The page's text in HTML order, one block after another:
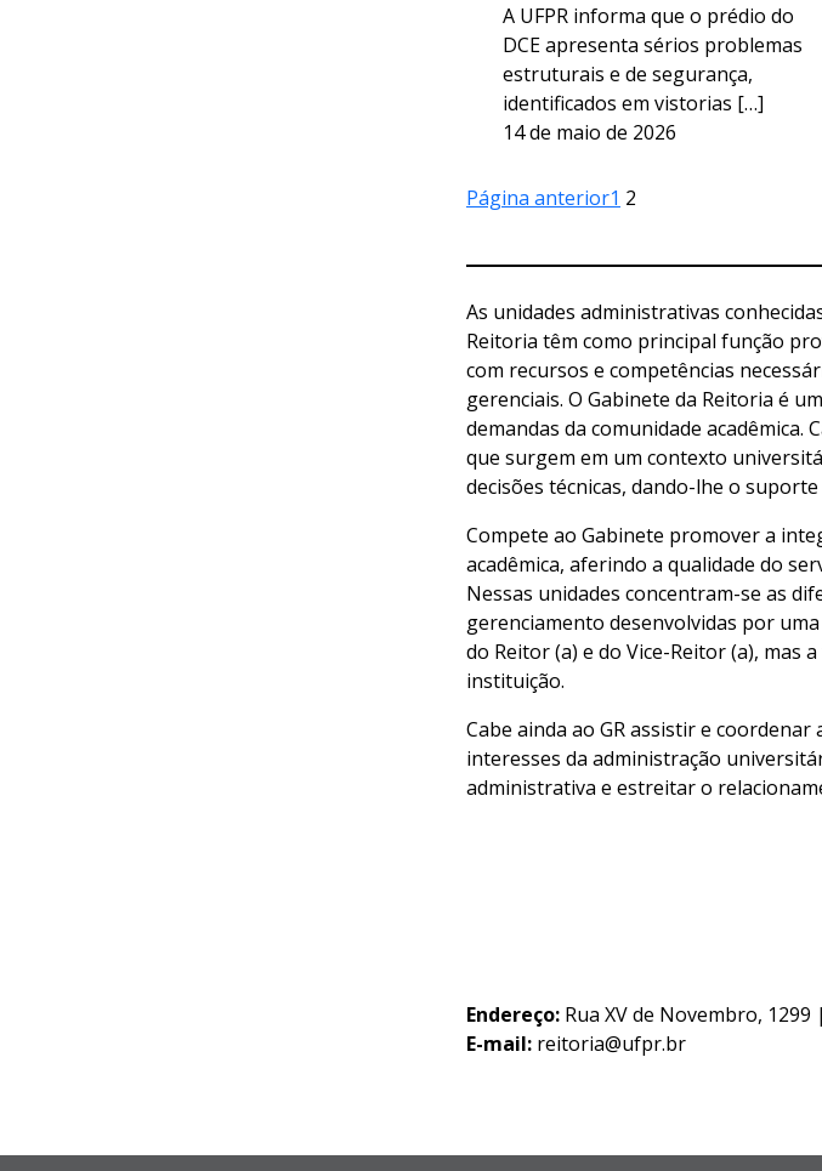
A UFPR informa que o prédio do
DCE apresenta sérios problemas
estruturais e de segurança,
identificados em vistorias […]
14 de maio de 2026
Página anterior1 2
As unidades administrativas
Reitoria têm como principal função
com recursos e competências
gerenciais. O Gabinete da Reitoria é
demandas da comunidade acadêmica.
que surgem em um contexto
decisões técnicas, dando-lhe o
Compete ao Gabinete promover a
acadêmica, aferindo a qualidade do
Nessas unidades concentram-se as
gerenciamento desenvolvidas por
do Reitor (a) e do Vice-Reitor (a), mas
instituição.
Cabe ainda ao GR assistir e
interesses da administração
administrativa e estreitar o
Endereço: Rua XV de Novembro, 1299 |
E-mail: reitoria@ufpr.br